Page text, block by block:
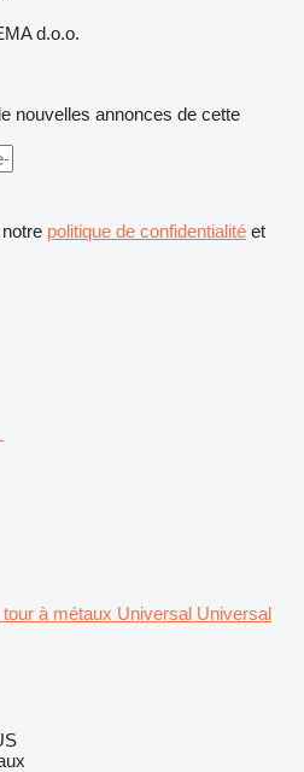
d.o.o.
nouvelles annonces de cette
politique de confidentialité et
tour à métaux Universal Universal